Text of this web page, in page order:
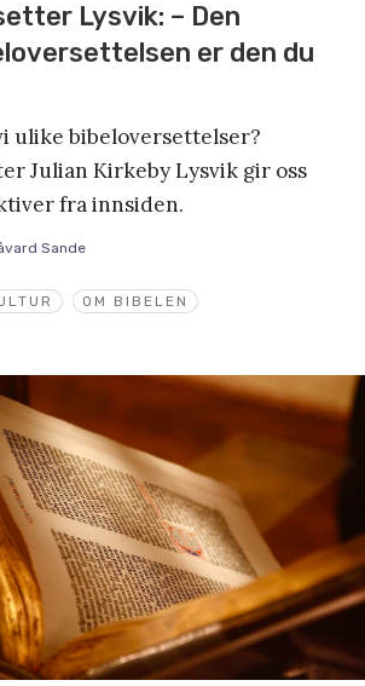
OM BIBELEN
Lysvik: – Den
er den du
ulike bibeloversettelser?
Julian Kirkeby Lysvik gir oss
fra innsiden.
Sande